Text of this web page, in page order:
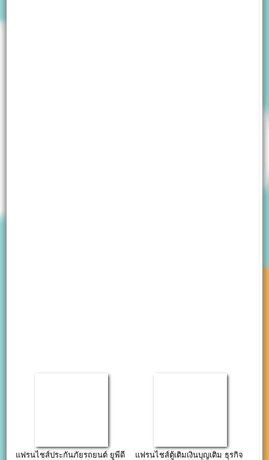
แฟรนไชส์ประกันภัยรถยนต์ ยูพีดี
แฟรนไชส์ตู้เติมเงินบุญเติม ธุรกิจ